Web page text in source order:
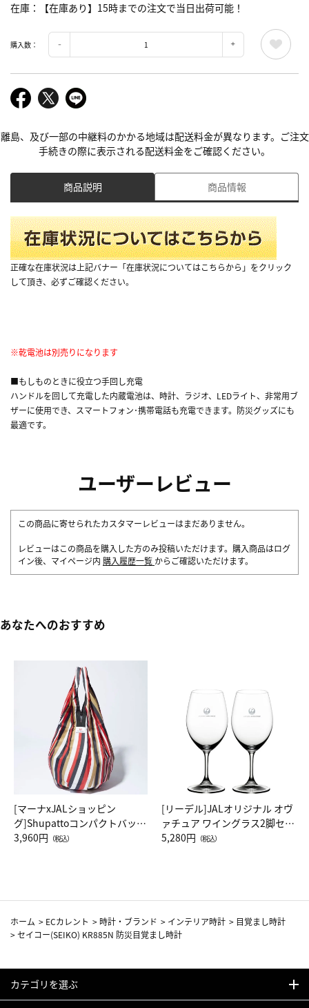
在庫 【在庫あり】15時までの注文で当日出荷可能！
購入数：
離島、及び一部の中継料のかかる地域は配送料金が異なります。ご注文
手続きの際に表示される配送料金をご確認ください。
商品説明 商品情報
正確な在庫状況は上記バナー「在庫状況についてはこちらから」をクリック
して頂き、必ずご確認ください。
※乾電池は別売りになります
■もしものときに役立つ手回し充電
ハンドルを回して充電した内蔵電池は、時計、ラジオ、LEDライト、非常用ブ
ザーに使用でき、スマートフォン･携帯電話も充電できます。防災グッズにも
最適です。
ユーザーレビュー
この商品に寄せられたカスタマーレビューはまだありません。
レビューはこの商品を購入した方のみ投稿いただけます。購入商品はログ
イン後、マイページ内 購入履歴一覧 からご確認いただけます。
あなたへのおすすめ
[マーナxJALショッピン
グ]Shupattoコンパクトバッグ
Drop JAL客室乗務員（LC）ス
3,960円 （税込）
[リーデル]JALオリジナル オヴ
ァチュア ワイングラス2脚セッ
ト（レッドワイン）
5,280円 （税込）
ホーム > ECカレント > 時計・ブランド > インテリア時計 > 目覚まし時計
>セイコー(SEIKO) KR885N 防災目覚まし時計
カテゴリを選ぶ